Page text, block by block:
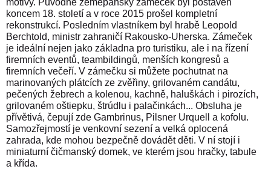
koncem 18. století a v roce 2015 prošel kompletní
rekonstrukcí. Posledním vlastníkem byl hrabě Leopold
Berchtold, ministr zahraničí Rakousko-Uherska. Zámeček
je ideální nejen jako základna pro turistiku, ale i na řízení
firemních eventů, teambildingů, menších kongresů a
firemních večeří. V zámečku si můžete pochutnat na
marinovaných plátcích ze zvěřiny, grilovaném candátu,
pečených žebrech a kolenou, kachně, haluškách i pirozích,
grilovaném oštiepku, štrúdlu i palačinkách... Obsluha je
přívětivá, čepují zde Gambrinus, Pilsner Urquell a kofolu.
Samozřejmostí je venkovní sezení a velká oplocená
zahrada, kde mohou bezpečně dovádět děti. V ní stojí i
miniaturní čičmanský domek, ve kterém jsou hračky, tabule
a křída.